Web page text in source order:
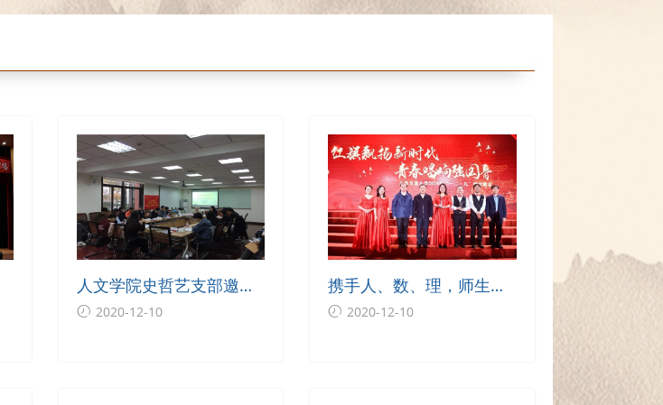
人文学院史哲艺支部邀请
原校党委书记王宗光做“创
2020-12-10
携手人、数、理，师生唱
响中国心
2020-12-10